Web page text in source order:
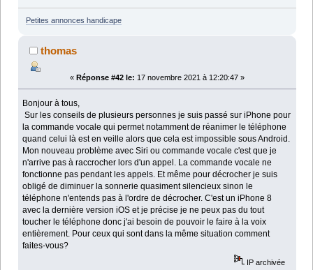
Petites annonces handicape
thomas
« Réponse #42 le: 17 novembre 2021 à 12:20:47 »
Bonjour à tous,
Sur les conseils de plusieurs personnes je suis passé sur iPhone pour
la commande vocale qui permet notamment de réanimer le téléphone
quand celui là est en veille alors que cela est impossible sous Android.
Mon nouveau problème avec Siri ou commande vocale c'est que je
n'arrive pas à raccrocher lors d'un appel. La commande vocale ne
fonctionne pas pendant les appels. Et même pour décrocher je suis
obligé de diminuer la sonnerie quasiment silencieux sinon le
téléphone n'entends pas à l'ordre de décrocher. C'est un iPhone 8
avec la dernière version iOS et je précise je ne peux pas du tout
toucher le téléphone donc j'ai besoin de pouvoir le faire à la voix
entièrement. Pour ceux qui sont dans la même situation comment
faites-vous?
IP archivée